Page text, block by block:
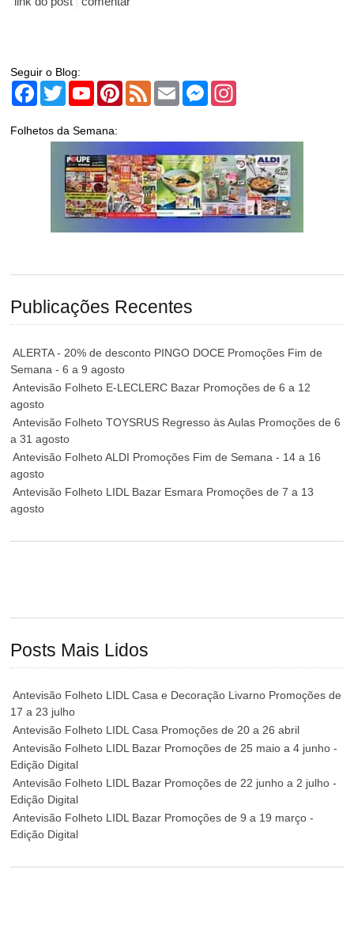
Seguir o Blog:
Facebook
TwitterYouTubePinterest
Feed Email Messenger
Folhetos da Semana:
Publicações Recentes
ALERTA - 20% de desconto PINGO DOCE Promoções Fim de
Semana - 6 a 9 agosto
Antevisão Folheto E-LECLERC Bazar Promoções de 6 a 12
agosto
Antevisão Folheto TOYSRUS Regresso às Aulas Promoções de 6
a 31 agosto
Antevisão Folheto ALDI Promoções Fim de Semana - 14 a 16
agosto
Antevisão Folheto LIDL Bazar Esmara Promoções de 7 a 13
agosto
Posts Mais Lidos
Antevisão Folheto LIDL Casa e Decoração Livarno Promoções de
17 a 23 julho
Antevisão Folheto LIDL Casa Promoções de 20 a 26 abril
Antevisão Folheto LIDL Bazar Promoções de 25 maio a 4 junho -
Edição Digital
Antevisão Folheto LIDL Bazar Promoções de 22 junho a 2 julho -
Edição Digital
Antevisão Folheto LIDL Bazar Promoções de 9 a 19 março -
Edição Digital